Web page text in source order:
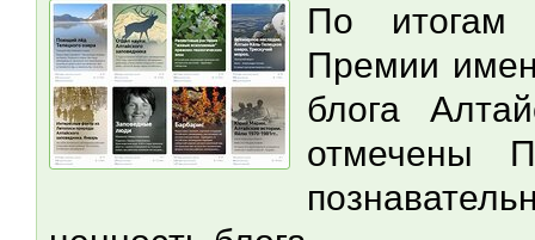
По итогам
Премии
блога
отмечены